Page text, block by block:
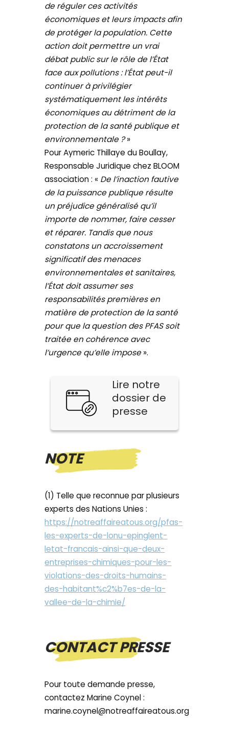
de réguler ces activités
économiques et leurs impacts afin
de protéger la population. Cette
action doit permettre un vrai
débat public sur le rôle de l’État
face aux pollutions : l’État peut-il
continuer à privilégier
systématiquement les intérêts
économiques au détriment de la
protection de la santé publique et
environnementale ?»
Pour Aymeric Thillaye du Boullay,
Responsable Juridique chez BLOOM
association : « De l’inaction fautive
de la puissance publique résulte
un préjudice généralisé qu’il
importe de nommer, faire cesser
et réparer. Tandis que nous
constatons un accroissement
significatif des menaces
environnementales et sanitaires,
l’État doit assumer ses
responsabilités premières en
matière de protection de la santé
pour que la question des PFAS soit
traitée en cohérence avec
l’urgence qu’elle impose».
Lire notre
dossier de
presse
NOTE
(1) Telle que reconnue par plusieurs
experts des Nations Unies :
https://notreaffaireatous.org/pfas-
les-experts-de-lonu-epinglent-
letat-francais-ainsi-que-deux-
entreprises-chimiques-pour-les-
violations-des-droits-humains-
des-habitant%c2%b7es-de-la-
vallee-de-la-chimie/
CONTACT PRESSE
Pour toute demande presse,
contactez Marine Coynel :
marine.coynel@notreaffaireatous.org